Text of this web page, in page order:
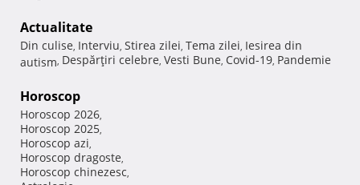
Actualitate
Din culise, Interviu, Stirea zilei, Tema zilei, Iesirea din
autism, Despărţiri celebre, Vesti Bune, Covid-19, Pandemie
Horoscop
Horoscop 2026,
Horoscop 2025,
Horoscop azi,
Horoscop dragoste,
Horoscop chinezesc,